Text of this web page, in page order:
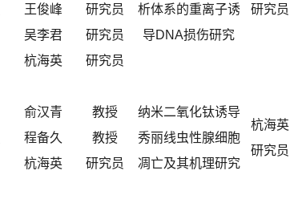
王俊峰
吴李君
杭海英
研究员
研究员
研究员
析体系的重离子诱
导DNA损伤研究
研究员
俞汉青
程备久
杭海英
教授
教授
研究员
纳米二氧化钛诱导
秀丽线虫性腺细胞
凋亡及其机理研究
杭海英
研究员